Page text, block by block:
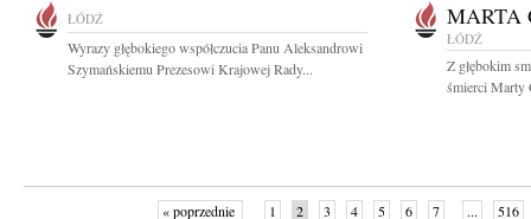
ŁÓDŹ
Wyrazy głębokiego współczucia Panu Aleksandrowi
Szymańskiemu Prezesowi Krajowej Rady...
MARTA
ŁÓDŹ
Z głębokim
śmierci Marty
« poprzednie 1 2 3 4 5 6 7 ... 516